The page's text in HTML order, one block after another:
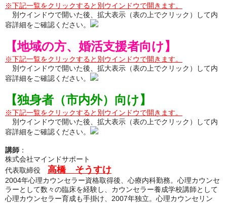
※下記一覧をクリックすると別ウインドウで開きます。
別ウインドウで開いた後、拡大表示（表の上でクリック）して内
容詳細をご確認ください。
【地域の方、婚活支援者向け】
※下記一覧をクリックすると別ウインドウで開きます。
別ウインドウで開いた後、拡大表示（表の上でクリック）して内
容詳細をご確認ください。
【独身者（市内外）向け】
※下記一覧をクリックすると別ウインドウで開きます。
別ウインドウで開いた後、拡大表示（表の上でクリック）して内
容詳細をご確認ください。
講師 ：
株式会社マインドサポート
代表取締役 高橋 そうすけ
2004年心理カウンセラー資格取得後、心療内科勤務。心理カウンセ
ラーとして数々の臨床を経験し、カウンセラー養成学校講師として
心理カウンセラー育成も手掛け、2007年独立。心理カウンセリン